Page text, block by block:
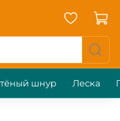
шнур Леска